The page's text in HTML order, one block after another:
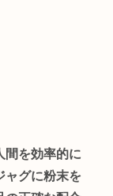
間を効率的に
ャグに粉末を